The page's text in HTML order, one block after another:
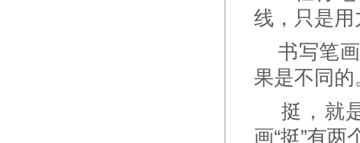
线，只是
书写笔画
果是不同的
挺，就是
画“挺”有